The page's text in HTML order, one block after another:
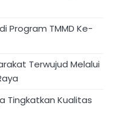
Program TMMD Ke-
Terwujud Melalui
Tingkatkan Kualitas